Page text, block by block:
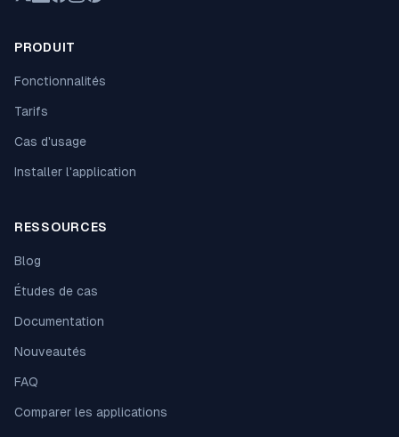
PRODUIT
Fonctionnalités
Tarifs
Cas d'usage
Installer l'application
RESSOURCES
Blog
Études de cas
Documentation
Nouveautés
FAQ
Comparer les applications